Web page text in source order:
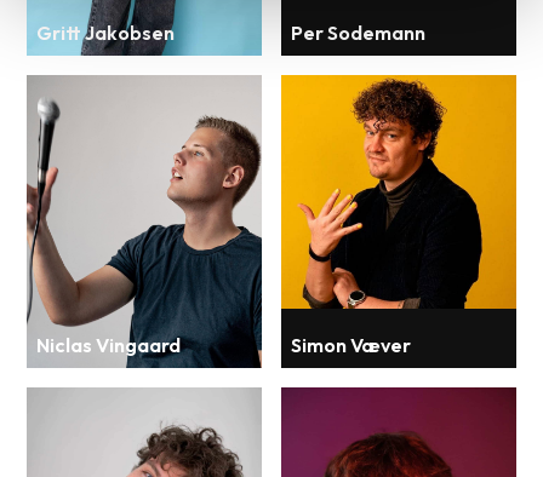
Gritt Jakobsen Per Sodemann
Niclas Vingaard Simon Væver